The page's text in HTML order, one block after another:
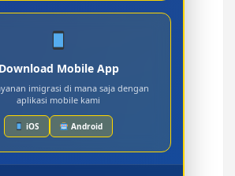
Download Mobile App
imigrasi di mana saja dengan
aplikasi mobile kami
iOS Android